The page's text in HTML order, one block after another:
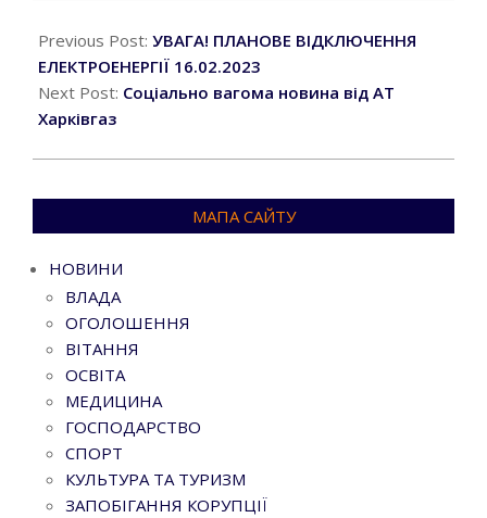
02-
16
Previous Post: УВАГА! ПЛАНОВЕ ВІДКЛЮЧЕННЯ
ЕЛЕКТРОЕНЕРГІЇ 16.02.2023
Next Post: Соціально вагома новина від АТ
Харківгаз
МАПА САЙТУ
НОВИНИ
ВЛАДА
ОГОЛОШЕННЯ
ВІТАННЯ
ОСВІТА
МЕДИЦИНА
ГОСПОДАРСТВО
СПОРТ
КУЛЬТУРА ТА ТУРИЗМ
ЗАПОБІГАННЯ КОРУПЦІЇ